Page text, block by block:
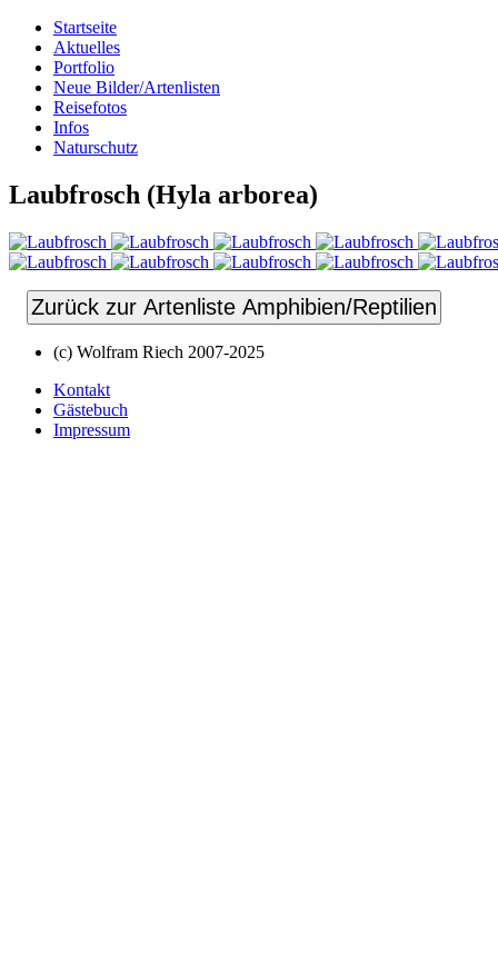
Startseite
Aktuelles
Portfolio
Neue Bilder/Artenlisten
Reisefotos
Infos
Naturschutz
Laubfrosch (Hyla arborea)
Zurück zur Artenliste Amphibien/Reptilien
(c) Wolfram Riech 2007-2025
Kontakt
Gästebuch
Impressum